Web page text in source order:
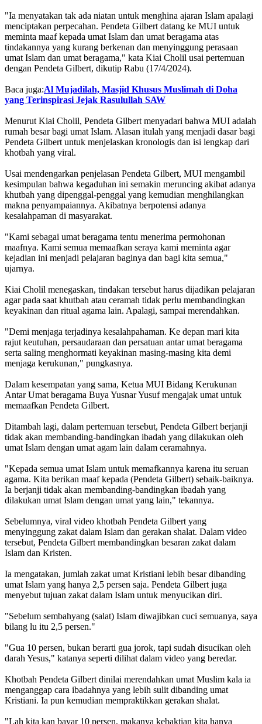
"Ia menyatakan tak ada niatan untuk menghina ajaran Islam apalagi
menciptakan perpecahan. Pendeta Gilbert datang ke MUI untuk
meminta maaf kepada umat Islam dan umat beragama atas
tindakannya yang kurang berkenan dan menyinggung perasaan
umat Islam dan umat beragama," kata Kiai Cholil usai pertemuan
dengan Pendeta Gilbert, dikutip Rabu (17/4/2024).
Baca juga:Al Mujadilah, Masjid Khusus Muslimah di Doha
yang Terinspirasi Jejak Rasulullah SAW
Menurut Kiai Cholil, Pendeta Gilbert menyadari bahwa MUI adalah
rumah besar bagi umat Islam. Alasan itulah yang menjadi dasar bagi
Pendeta Gilbert untuk menjelaskan kronologis dan isi lengkap dari
khotbah yang viral.
Usai mendengarkan penjelasan Pendeta Gilbert, MUI mengambil
kesimpulan bahwa kegaduhan ini semakin meruncing akibat adanya
khutbah yang dipenggal-penggal yang kemudian menghilangkan
makna penyampaiannya. Akibatnya berpotensi adanya
kesalahpaman di masyarakat.
"Kami sebagai umat beragama tentu menerima permohonan
maafnya. Kami semua memaafkan seraya kami meminta agar
kejadian ini menjadi pelajaran baginya dan bagi kita semua,"
ujarnya.
Kiai Cholil menegaskan, tindakan tersebut harus dijadikan pelajaran
agar pada saat khutbah atau ceramah tidak perlu membandingkan
keyakinan dan ritual agama lain. Apalagi, sampai merendahkan.
"Demi menjaga terjadinya kesalahpahaman. Ke depan mari kita
rajut keutuhan, persaudaraan dan persatuan antar umat beragama
serta saling menghormati keyakinan masing-masing kita demi
menjaga kerukunan," pungkasnya.
Dalam kesempatan yang sama, Ketua MUI Bidang Kerukunan
Antar Umat beragama Buya Yusnar Yusuf mengajak umat untuk
memaafkan Pendeta Gilbert.
Ditambah lagi, dalam pertemuan tersebut, Pendeta Gilbert berjanji
tidak akan membanding-bandingkan ibadah yang dilakukan oleh
umat Islam dengan umat agam lain dalam ceramahnya.
"Kepada semua umat Islam untuk memafkannya karena itu seruan
agama. Kita berikan maaf kepada (Pendeta Gilbert) sebaik-baiknya.
Ia berjanji tidak akan membanding-bandingkan ibadah yang
dilakukan umat Islam dengan umat yang lain," tekannya.
Sebelumnya, viral video khotbah Pendeta Gilbert yang
menyinggung zakat dalam Islam dan gerakan shalat. Dalam video
tersebut, Pendeta Gilbert membandingkan besaran zakat dalam
Islam dan Kristen.
Ia mengatakan, jumlah zakat umat Kristiani lebih besar dibanding
umat Islam yang hanya 2,5 persen saja. Pendeta Gilbert juga
menyebut tujuan zakat dalam Islam untuk menyucikan diri.
"Sebelum sembahyang (salat) Islam diwajibkan cuci semuanya, saya
bilang lu itu 2,5 persen."
"Gua 10 persen, bukan berarti gua jorok, tapi sudah disucikan oleh
darah Yesus," katanya seperti dilihat dalam video yang beredar.
Khotbah Pendeta Gilbert dinilai merendahkan umat Muslim kala ia
menganggap cara ibadahnya yang lebih sulit dibanding umat
Kristiani. Ia pun kemudian mempraktikkan gerakan shalat.
"Lah kita kan bayar 10 persen, makanya kebaktian kita hanya